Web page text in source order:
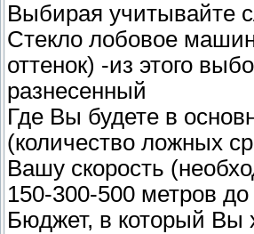
Выбирая учитывайте
Стекло лобовое
оттенок) -из этого
разнесенный
Где Вы будете в
(количество ложных
Вашу скорость
150-300-500 метров до
Бюджет, в который Вы